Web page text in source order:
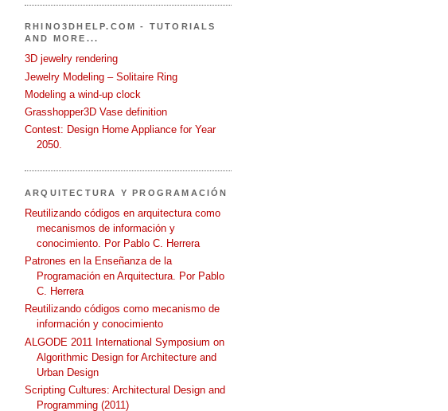
RHINO3DHELP.COM - TUTORIALS
AND MORE...
3D jewelry rendering
Jewelry Modeling – Solitaire Ring
Modeling a wind-up clock
Grasshopper3D Vase definition
Contest: Design Home Appliance for Year
2050.
ARQUITECTURA Y PROGRAMACIÓN
Reutilizando códigos en arquitectura como
mecanismos de información y
conocimiento. Por Pablo C. Herrera
Patrones en la Enseñanza de la
Programación en Arquitectura. Por Pablo
C. Herrera
Reutilizando códigos como mecanismo de
información y conocimiento
ALGODE 2011 International Symposium on
Algorithmic Design for Architecture and
Urban Design
Scripting Cultures: Architectural Design and
Programming (2011)